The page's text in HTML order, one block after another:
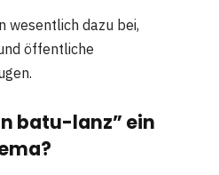
wesentlich dazu bei,
öffentliche
batu-lanz” ein